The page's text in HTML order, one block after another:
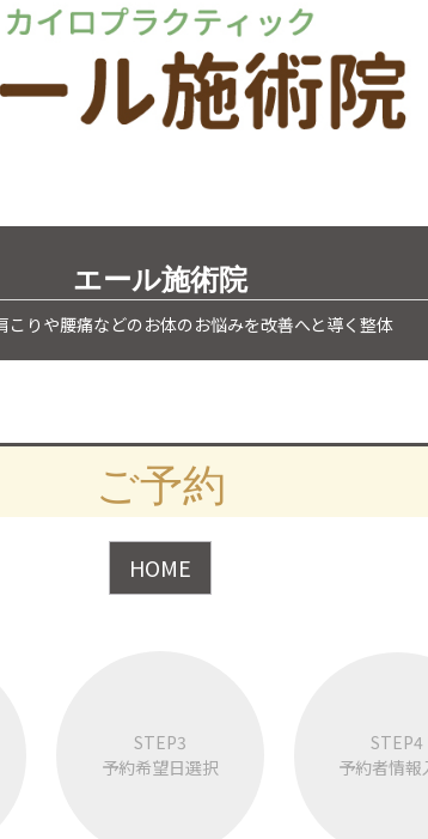
エール施術院
こりや腰痛などのお体のお悩みを改善へと導く整体
ご予約
STEP3
予約希望日選択
STEP4
予約者情報